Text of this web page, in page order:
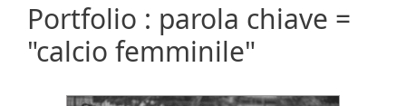
Portfolio : parola chiave =
"calcio femminile"